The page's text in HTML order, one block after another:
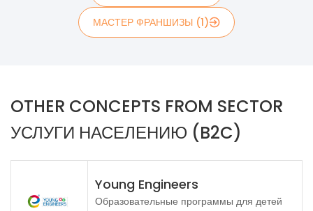
МАСТЕР ФРАНШИЗЫ (1)
OTHER CONCEPTS FROM SECTOR
УСЛУГИ НАСЕЛЕНИЮ (B2C)
Young Engineers
Образовательные программы для детей